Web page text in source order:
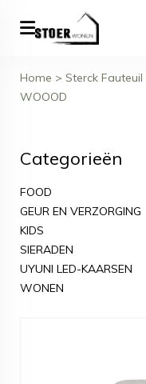
Home > Sterck
WOOOD
Categorieën
FOOD
GEUR EN VERZORGING
KIDS
SIERADEN
UYUNI LED-KAARSEN
WONEN